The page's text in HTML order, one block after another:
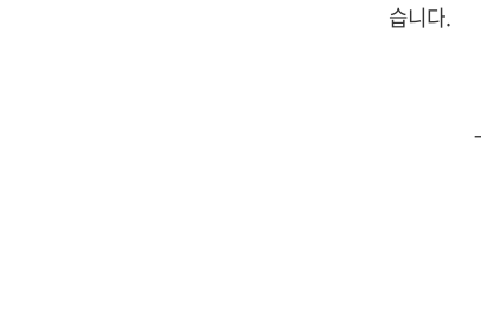
습니다.